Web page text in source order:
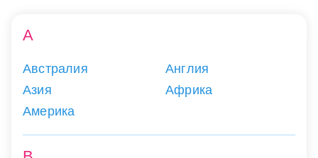
А
Австралия
Азия
Америка
Англия
Африка